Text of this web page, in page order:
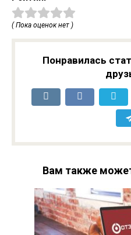
( Пока оценок нет )
Понравилась
Вам также